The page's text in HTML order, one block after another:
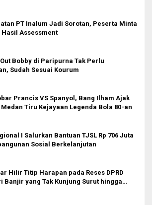
PT Inalum Jadi Sorotan, Peserta Minta
Assessment
Bobby di Paripurna Tak Perlu
Sudah Sesuai Kourum
Prancis VS Spanyol, Bang Ilham Ajak
Tiru Kejayaan Legenda Bola 80-an
I Salurkan Bantuan TJSL Rp 706 Juta
Sosial Berkelanjutan
Hilir Titip Harapan pada Reses DPRD
Banjir yang Tak Kunjung Surut hingga